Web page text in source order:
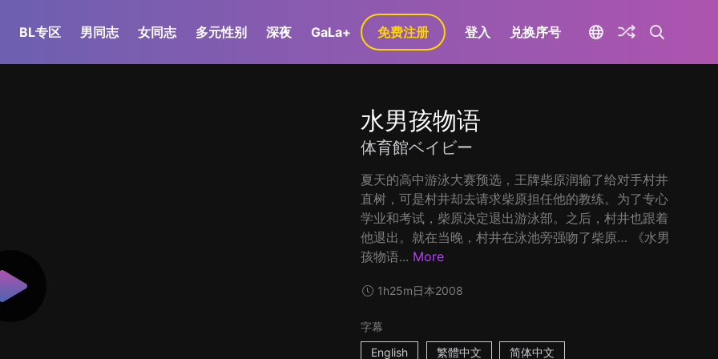
BL专区 男同志 女同志 多元性别 深夜 GaLa+ 免费注册 登入 兑换序号
水男孩物语
体育館ベイビー
夏天的高中游泳大赛预选，王牌柴原润输了给对手村井
直树，可是村井却去请求柴原担任他的教练。为了专心
学业和考试，柴原决定退出游泳部。之后，村井也跟着
他退出。就在当晚，村井在泳池旁强吻了柴原… 《水男
孩物语... More
1h25m日本2008
字幕
English
繁體中文 简体中文